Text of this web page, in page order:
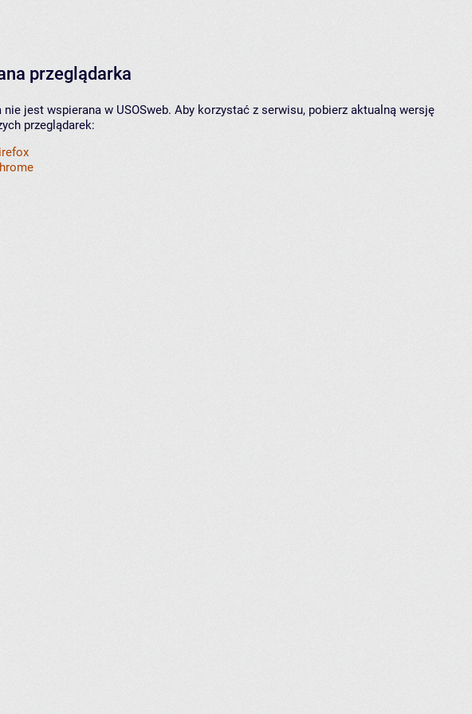
przeglądarka
nie jest wspierana w USOSweb. Aby korzystać z serwisu, pobierz aktualną wersję
przeglądarek: